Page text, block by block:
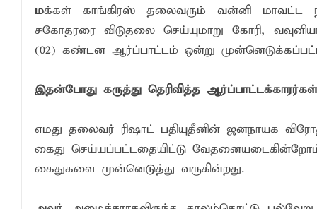
மக்கள் காங்கிரஸ் தலைவரும் வன்னி மாவட்ட
சகோதரரை விடுதலை செய்யுமாறு கோரி,
(02) கண்டன ஆர்ப்பாட்டம் ஒன்று
இதன்போது கருத்து தெரிவித்த
எமது தலைவர் ரிஷாட் பதியுதீனின் ஜனநாயக
கைது செய்யப்பட்டதையிட்டு
கைதுகளை முன்னெடுத்து வருகின்றது.